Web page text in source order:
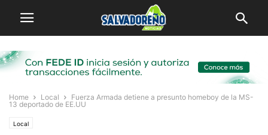
Home Local
Fuerza Armada detiene a presunto homeboy de la MS-
13 deportado de EE.UU
Local